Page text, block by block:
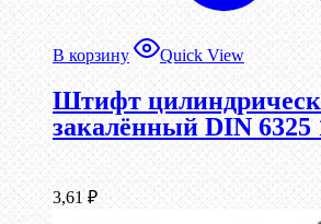
В корзину Quick View
Штифт
закалённый DIN 6325
3,61 ₽